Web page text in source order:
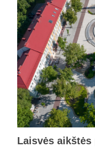
Laisvės